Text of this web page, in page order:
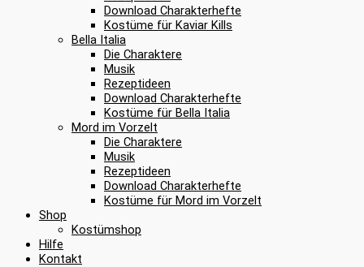
Download Charakterhefte
Kostüme für Kaviar Kills
Bella Italia
Die Charaktere
Musik
Rezeptideen
Download Charakterhefte
Kostüme für Bella Italia
Mord im Vorzelt
Die Charaktere
Musik
Rezeptideen
Download Charakterhefte
Kostüme für Mord im Vorzelt
Shop
Kostümshop
Hilfe
Kontakt